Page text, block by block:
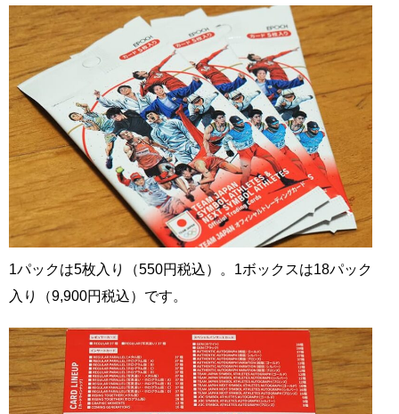
1パックは5枚入り（550円税込）。1ボックスは18パック
入り（9,900円税込）です。